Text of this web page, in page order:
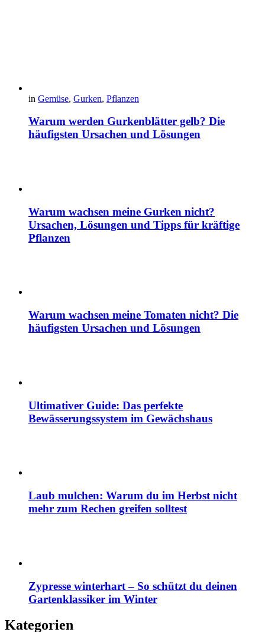
in Gemüse, Gurken, Pflanzen
Warum werden Gurkenblätter gelb? Die
häufigsten Ursachen und Lösungen
Warum wachsen meine Gurken nicht?
Ursachen, Lösungen und Tipps für kräftige
Pflanzen
Warum wachsen meine Tomaten nicht? Die
häufigsten Ursachen und Lösungen
Ultimativer Guide: Das perfekte
Bewässerungssystem im Gewächshaus
Laub mulchen: Warum du im Herbst nicht
mehr zum Rechen greifen solltest
Zypresse winterhart – So schützt du deinen
Gartenklassiker im Winter
Kategorien